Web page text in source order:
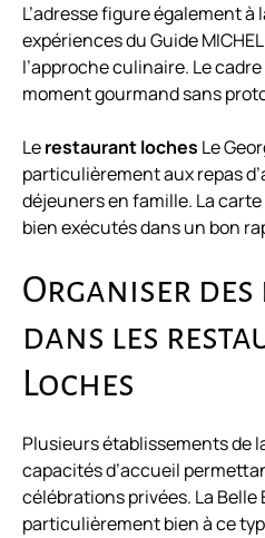
L’adresse figure également à
expériences du Guide
l’approche culinaire. Le
moment gourmand sans
Lerestaurant loches Le
particulièrement aux repas
déjeuners en famille. La
bien exécutés dans un bon
Organiser des
dans les
Loches
Plusieurs établissements de
capacités d’accueil
célébrations privées. La Belle
particulièrement bien à ce